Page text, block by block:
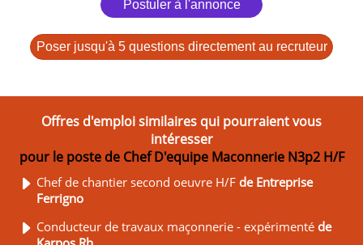
Postuler à l'annonce
Poser jusqu'à 5 questions directement au recruteur
Offres d'emploi similaires qui pourraient vous
intéresser
pour le poste de Chef D'equipe Maconnerie N3p2 H/F
Chef de chantier second oeuvre H/F de Entreprise
Ferrigno
Conducteur de travaux maçonnerie - expérimenté de